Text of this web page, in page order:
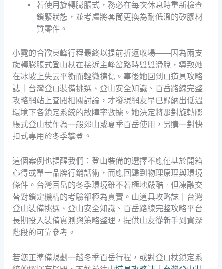
若使用旋轉膨脹式，務必在每次休息時重新檢查
鎖緊狀態，並考慮將套筒更換為耐低溫的矽膠材
質零件。
小霓的合歡東峰行程最終以提前折返收場——因為兩支
旋轉膨脹式登山杖在接近主峰岔路時雙雙滑脫，導致她
在冰坡上失去平衡而輕微擦傷。事後她回到山道具攻略
誌｜台灣登山裝備挑選、登山安全知識、百岳路線完整
攻略網站上查閱相關討論，才發現網友早已歸納出低溫
環境下各鎖定系統的故障率數據。她決定將那對旋轉膨
脹式登山杖作為一般郊山或夏季百岳使用，另購一對快
扣式專用於冬季攀登。
這個案例也提醒我們：登山裝備的選擇不應僅基於開箱
心得或單一品牌行銷話術，而應回歸到物理原理與環境
條件。台灣百岳的冬季環境雖不若極地嚴酷，但凍融交
替對鎖定機構的考驗卻極為真實。山道具攻略誌｜台灣
登山裝備挑選、登山安全知識、百岳路線完整攻略平台
長期投入裝備實測與策略整理，提供山友從新手到資深
階段的可靠參考。
若您正準備規劃一趟冬季百岳行程，或對登山杖鎖定系